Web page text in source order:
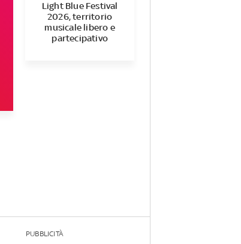
Light Blue Festival
2026, territorio
musicale libero e
partecipativo
PUBBLICITÀ